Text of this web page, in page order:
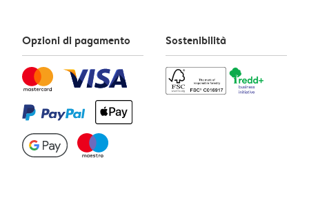
Opzioni di pagamento Sostenibilità